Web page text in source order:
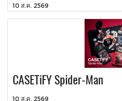
10 ส.ค. 2569
CASETiFY Spider-Man
10 ส.ค. 2569